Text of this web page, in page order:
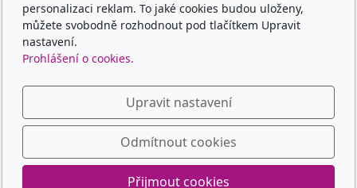
Platba, doprava, vrácení
Kontakt
Kontaktní formulář
personalizaci reklam. To jaké cookies budou uloženy,
můžete svobodně rozhodnout pod tlačítkem Upravit
nastavení.
Prohlášení o cookies.
Upravit nastavení
Odmítnout cookies
Přijmout cookies
© 2025 dobrenositko.cz